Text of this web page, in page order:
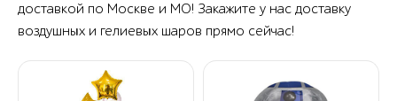
доставкой по Москве и МО! Закажите у нас доставку
воздушных и гелиевых шаров прямо сейчас!